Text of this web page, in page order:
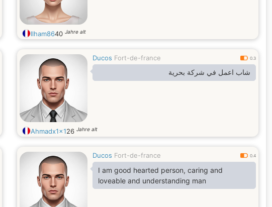
Ilham8640 Jahre alt
Ducos Fort-de-france 0.3
شاب اعمل في شركة بحرية
Ahmadx1x126 Jahre alt
Ducos Fort-de-france 0.4
I am good hearted person, caring and
loveable and understanding man